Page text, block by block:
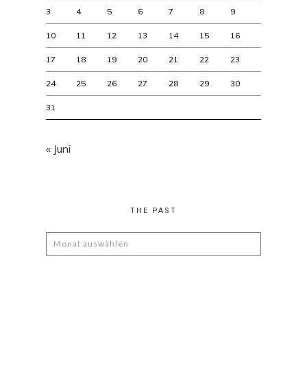
3 4 5 6 7 8 9
10 11 12 13 14 15 16
17 18 19 20 21 22 23
24 25 26 27 28 29 30
31
« Juni
THE PAST
The
Past